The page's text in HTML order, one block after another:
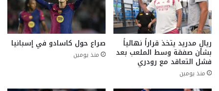
ريال مدريد يتخذ قراراً نهائياً
بشأن صفقة وسط الملعب بعد
فشل التعاقد مع رودري
منذ يومين
صراع حول كاسادو في إسبانيا
منذ يومين